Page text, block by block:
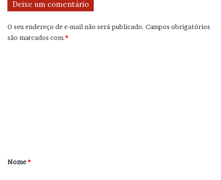
Deixe um comentário
O seu endereço de e-mail não será publicado. Campos obrigatórios
são marcados com *
r
Nome*